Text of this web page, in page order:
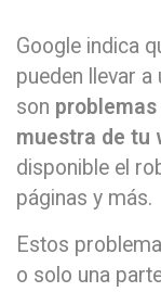
Google indica
pueden llevar
son
muestra de tu
disponible el
páginas y más.
Estos
o solo una